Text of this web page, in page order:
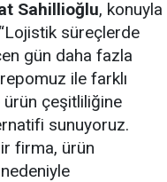
Sahillioğlu, konuyla
süreçlerde
gün daha fazla
ile farklı
çeşitliliğine
sunuyoruz.
firma, ürün